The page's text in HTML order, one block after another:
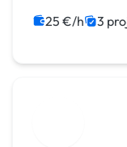
WordPress
25 €/h 3